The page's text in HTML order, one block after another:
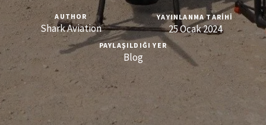
AUTHOR
Shark Aviation
YAYINLANMA TARIHI
25 Ocak 2024
PAYLAŞILDIĞI YER
Blog